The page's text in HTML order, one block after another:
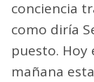
conciencia
como diría
puesto.
mañana